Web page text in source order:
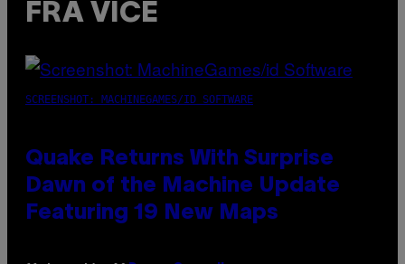
FRA VICE
SCREENSHOT: MACHINEGAMES/ID SOFTWARE
Quake Returns With Surprise
Dawn of the Machine Update
Featuring 19 New Maps